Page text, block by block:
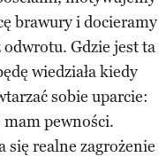
brawury i docieramy
Gdzie jest ta
wiedziała kiedy
sobie uparcie:
mam pewności.
się realne zagrożenie